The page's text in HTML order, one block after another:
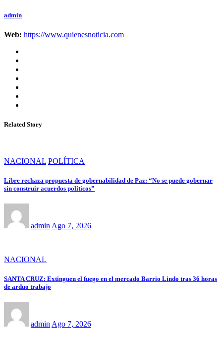
admin
Web: https://www.quienesnoticia.com
Related Story
NACIONAL POLÍTICA
Libre rechaza propuesta de gobernabilidad de Paz: “No se puede gobernar
sin construir acuerdos políticos”
admin Ago 7, 2026
NACIONAL
SANTA CRUZ: Extinguen el fuego en el mercado Barrio Lindo tras 36 horas
de arduo trabajo
admin Ago 7, 2026